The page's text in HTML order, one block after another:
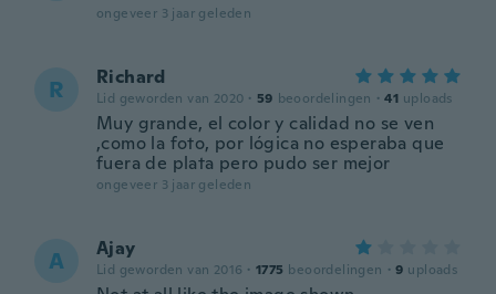
ongeveer 3 jaar geleden
R Richard
Lid geworden van 2020 · 59 beoordelingen · 41 uploads
Muy grande, el color y calidad no se ven
,como la foto, por lógica no esperaba que
fuera de plata pero pudo ser mejor
ongeveer 3 jaar geleden
A Ajay
Lid geworden van 2016 · 1775 beoordelingen · 9 uploads